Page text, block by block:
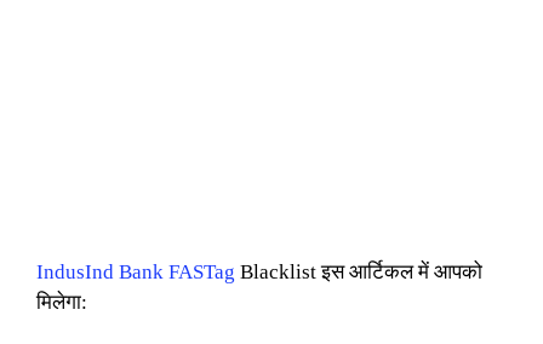
IndusInd Bank FASTag Blacklist इस आर्टिकल में आपको
मिलेगा: